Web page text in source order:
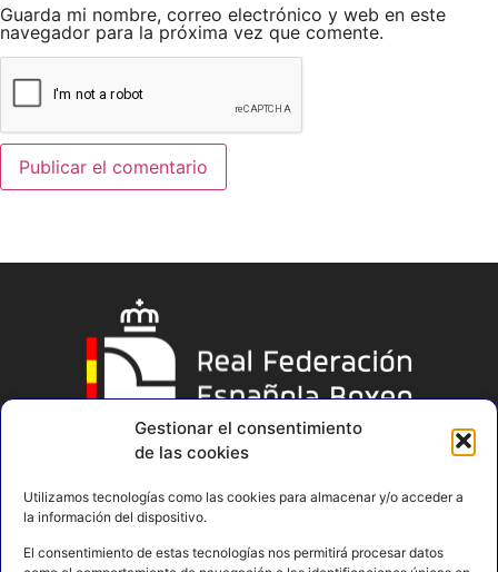
Gestionar el consentimiento
de las cookies
Utilizamos tecnologías como las cookies para almacenar y/o acceder a
la información del dispositivo.
El consentimiento de estas tecnologías nos permitirá procesar datos
Guarda mi nombre, correo electrónico y web en este
navegador para la próxima vez que comente.